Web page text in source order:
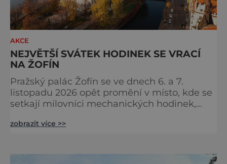
AKCE
NEJVĚTŠÍ SVÁTEK HODINEK SE VRACÍ
NA ŽOFÍN
Pražský palác Žofín se ve dnech 6. a 7.
listopadu 2026 opět promění v místo, kde se
setkají milovníci mechanických hodinek,
nejvýznamnějších světových značek.
zobrazit více >>